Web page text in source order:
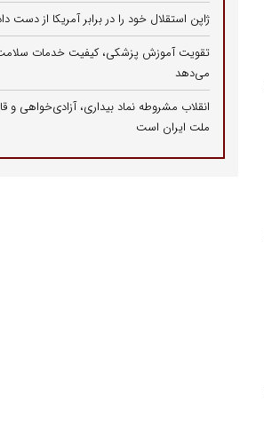
ژاپن استقلال خود را در برابر آمریکا از دست
تقویت آموزش پزشکی، کیفیت خدمات
می‌دهد
انقلاب مشروطه نماد بیداری، آزادی‌خواهی و
ملت ایران است